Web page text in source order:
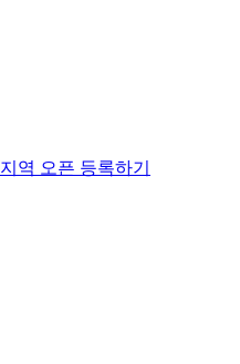
지역 오픈 등록하기